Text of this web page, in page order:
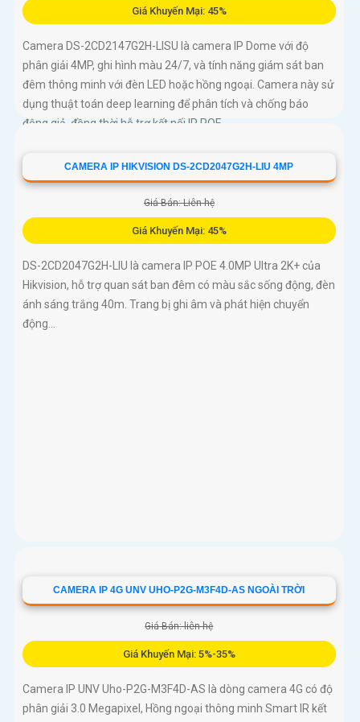
Giá Khuyến Mại: 45%
Camera DS-2CD2147G2H-LISU là camera IP Dome với độ
phân giải 4MP, ghi hình màu 24/7, và tính năng giám sát ban
đêm thông minh với đèn LED hoặc hồng ngoại. Camera này sử
dụng thuật toán deep learning để phân tích và chống báo
động giả, đồng thời hỗ trợ kết nối IP POE
CAMERA IP HIKVISION DS-2CD2047G2H-LIU 4MP
Giá Bán: Liên hệ
Giá Khuyến Mại: 45%
DS-2CD2047G2H-LIU là camera IP POE 4.0MP Ultra 2K+ của
Hikvision, hỗ trợ quan sát ban đêm có màu sắc sống động, đèn
ánh sáng trắng 40m. Trang bị ghi âm và phát hiện chuyển
động...
CAMERA IP 4G UNV UHO-P2G-M3F4D-AS NGOÀI TRỜI
Giá Bán: liên hệ
Giá Khuyến Mại: 5%-35%
Camera IP UNV Uho-P2G-M3F4D-AS là dòng camera 4G có độ
phân giải 3.0 Megapixel, Hồng ngoại thông minh Smart IR kết